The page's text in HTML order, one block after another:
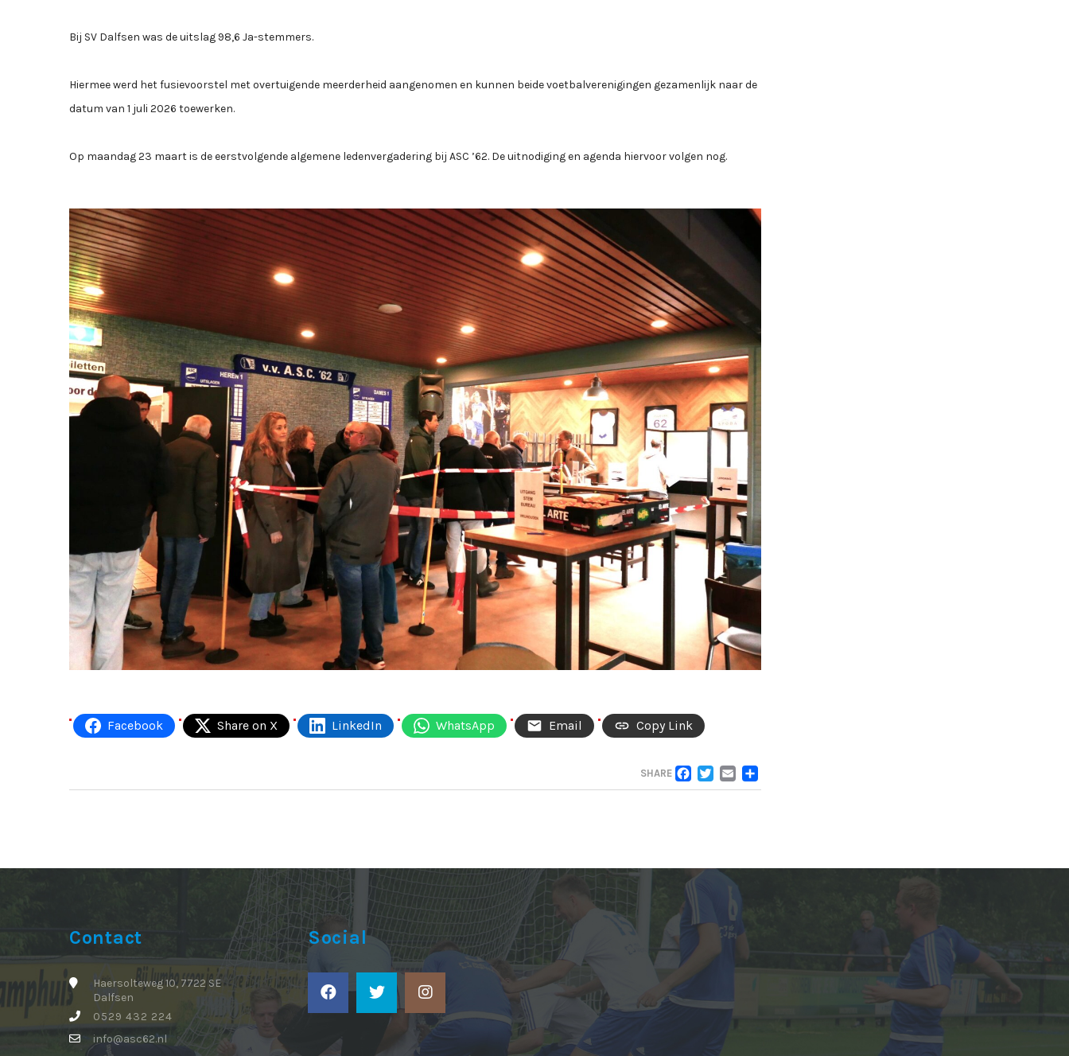
Bij SV Dalfsen was de uitslag 98,6 Ja-stemmers.
Hiermee werd het fusievoorstel met overtuigende meerderheid aangenomen en kunnen beide voetbalverenigingen gezamenlijk naar de
datum van 1 juli 2026 toewerken.
Op maandag 23 maart is de eerstvolgende algemene ledenvergadering bij ASC ’62. De uitnodiging en agenda hiervoor volgen nog.
Facebook Share on X LinkedIn WhatsApp Email Copy Link
SHARE FACEBOOK
TWITTER
EMAIL
Contact
Haersolteweg 10, 7722 SE
Dalfsen
0529 432 224
info@asc62.nl
Social